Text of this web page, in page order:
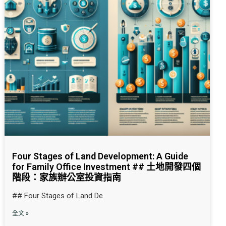
Four Stages of Land Development: A Guide
for Family Office Investment ## 土地開發四個
階段：家族辦公室投資指南
## Four Stages of Land De
全文 »